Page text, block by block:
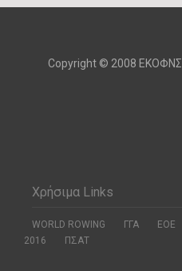
Copyright © 2008 ΕΚΟΦΝΣ
Χρήσιμα Links
WORLD ROWING ΓΓΑ ΕΟΕ
2016
ΠΣΑΤ